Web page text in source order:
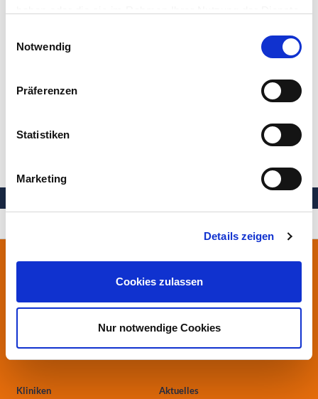
Notwendig
Präferenzen
Statistiken
Marketing
Details zeigen
Cookies zulassen
Nur notwendige Cookies
Aufbau und Funktion des Darms
Welche Risiken gibt es?
info@heh-bs.de
Kliniken Aktuelles